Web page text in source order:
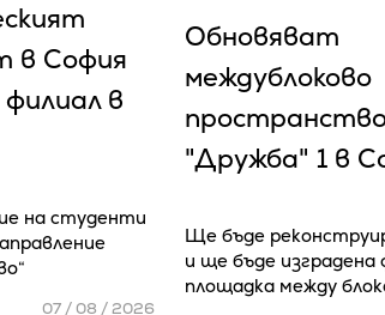
в София
в
на студенти
07 / 08 / 2026
Обновяват
междублоково
"Дружба" 1 в
Ще бъде
и ще бъде изградена
площадка между